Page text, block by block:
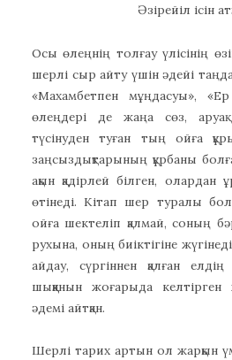
Әзірейіл ісін
Осы өлеңнің толғау үлісінің
шерлі сыр айту үшін әдейі
«Махамбетпен мұңдасуы»,
өлеңдері де жаңа сөз,
түсінуден туған тың ойға
заңсыздықтарының құрбаны
ақын қадірлей білген, олардан
өтінеді. Кітап шер туралы
ойға шектеліп қалмай, соның
рухына, оның биіктігіне
айдау, сүргіннен қалған
шыққанын жоғарыда
әдемі айтқан.
Шерлі тарих артын ол жарқын